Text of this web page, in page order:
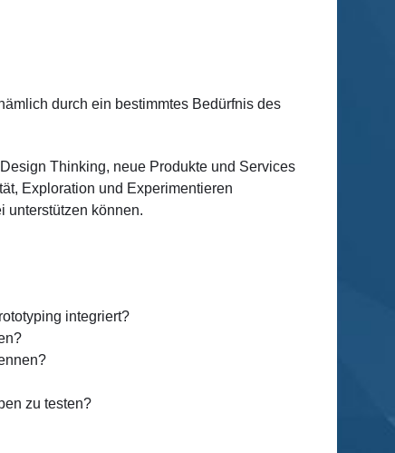
durch ein bestimmtes Bedürfnis des
Thinking, neue Produkte und Services
Exploration und Experimentieren
unterstützen können.
integriert?
zu testen?